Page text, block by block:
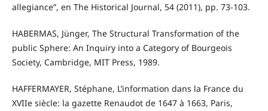
allegiance”, en The Historical Journal, 54 (2011), pp. 73-103.
HABERMAS, Jünger, The Structural Transformation of the
public Sphere: An Inquiry into a Category of Bourgeois
Society, Cambridge, MIT Press, 1989.
HAFFERMAYER, Stéphane, L’information dans la France du
XVIIe siècle: la gazette Renaudot de 1647 à 1663, Paris,